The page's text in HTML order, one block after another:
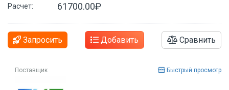
Расчет: 61700.00₽
Запросить Добавить Сравнить
Поставщик Быстрый просмотр